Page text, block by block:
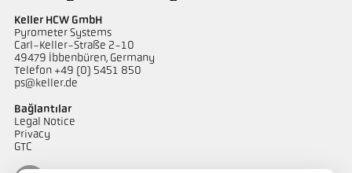
Keller HCW GmbH
Pyrometer Systems
Carl-Keller-Straße 2-10
49479 Ibbenbüren, Germany
Telefon +49 (0) 5451 850
ps@keller.de
Bağlantılar
Legal Notice
Privacy
GTC